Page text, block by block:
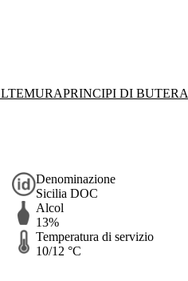
PRINCIPI DI BUTERA
Denominazione
Sicilia DOC
Alcol
13%
Temperatura di servizio
10/12 °C